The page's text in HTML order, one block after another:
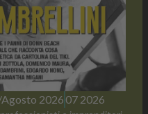
2026 07 2026